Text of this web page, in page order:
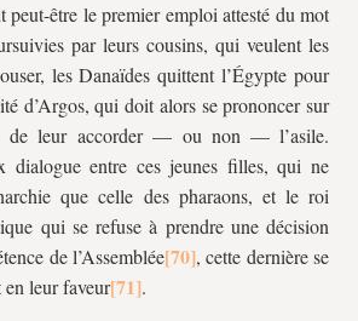
peut-être le premier emploi attesté du mot
par leurs cousins, qui veulent les
les Danaïdes quittent l’Égypte pour
d’Argos, qui doit alors se prononcer sur
de leur accorder — ou non — l’asile.
dialogue entre ces jeunes filles, qui ne
que celle des pharaons, et le roi
qui se refuse à prendre une décision
de l’Assemblée
, cette dernière se
leur faveur
.